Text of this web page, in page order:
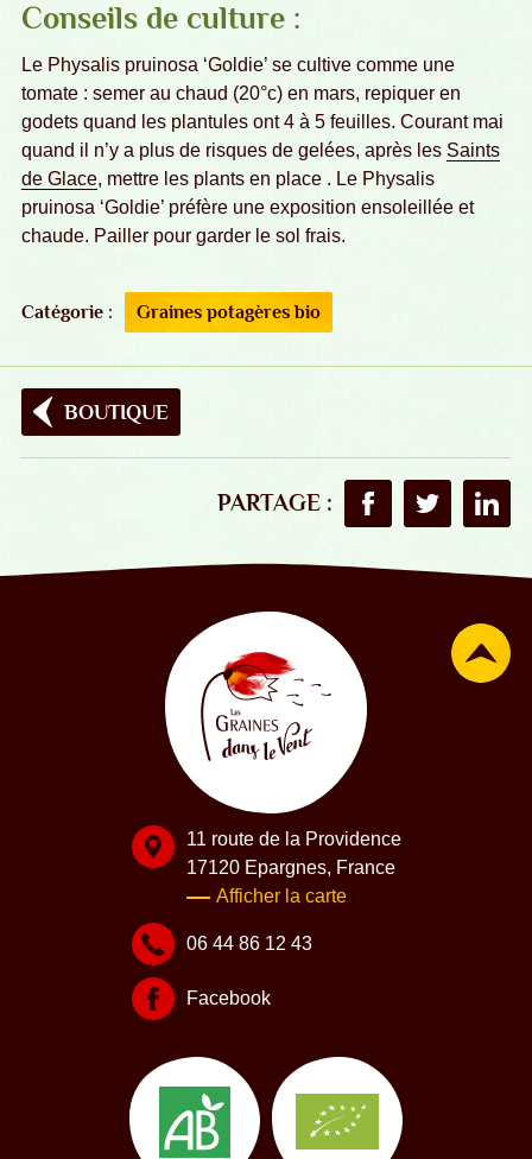
Conseils de culture :
Le Physalis pruinosa ‘Goldie’ se cultive comme une
tomate : semer au chaud (20°c) en mars, repiquer en
godets quand les plantules ont 4 à 5 feuilles. Courant mai
quand il n’y a plus de risques de gelées, après les Saints
de Glace, mettre les plants en place . Le Physalis
pruinosa ‘Goldie’ préfère une exposition ensoleillée et
chaude. Pailler pour garder le sol frais.
Catégorie : Graines potagères bio
BOUTIQUE
PARTAGE : Partager surPartager sur
11 route de la Providence
17120 Epargnes, France
Afficher la carte
06 44 86 12 43
Facebook